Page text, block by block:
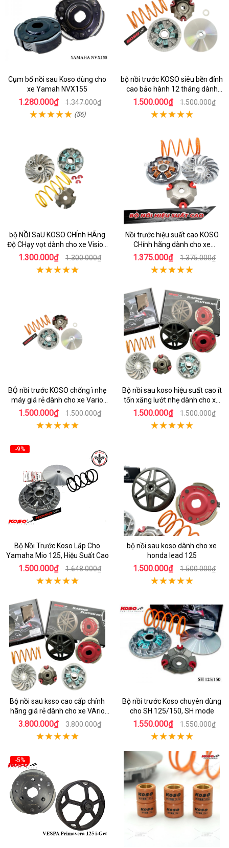
Cụm bố nồi sau Koso dùng cho
xe Yamah NVX155
1.280.000₫ 1.347.000₫
(56)
bộ nồi trước KOSO siêu bền đỉnh
cao bảo hành 12 tháng dành
cho xe Air Blade 160
1.500.000₫ 1.500.000₫
bộ NỒI SaU KOSO CHÍnh HÃng
Độ CHạy vọt dành cho xe Vision
110
1.300.000₫ 1.300.000₫
Nồi trước hiệu suất cao KOSO
CHính hãng dành cho xe
AirBlade 125
1.375.000₫ 1.375.000₫
BỘ nồi trước KOSO chống ì nhẹ
máy giá rẻ dành cho xe Vario
160
1.500.000₫ 1.500.000₫
Bộ nồi sau koso hiệu suất cao ít
tốn xăng lướt nhẹ dành cho xe
honda AIrblade 150
1.500.000₫ 1.500.000₫
-9%
Bộ Nồi Trước Koso Lắp Cho
Yamaha Mio 125, Hiệu Suất Cao
1.500.000₫ 1.648.000₫
bộ nồi sau koso dành cho xe
honda lead 125
1.500.000₫ 1.500.000₫
Bộ nồi sau ksso cao cấp chính
hãng giá rẻ dành cho xe VArio
160
3.800.000₫ 3.800.000₫
Bộ nồi trước Koso chuyên dùng
cho SH 125/150, SH mode
1.550.000₫ 1.550.000₫
-5%